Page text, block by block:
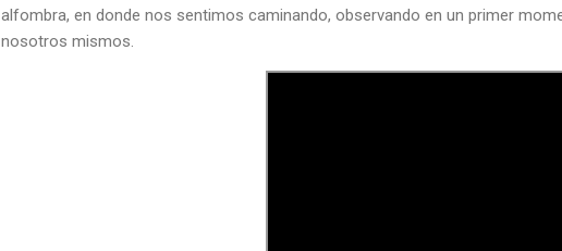
alfombra, en donde nos sentimos caminando, observando en un primer
nosotros mismos.